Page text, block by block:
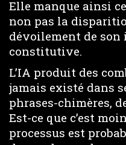
Elle manque ainsi
non pas la
dévoilement de
constitutive.
L’IA produit des
jamais existé dans
phrases-chimères,
Est-ce que c’est
processus est